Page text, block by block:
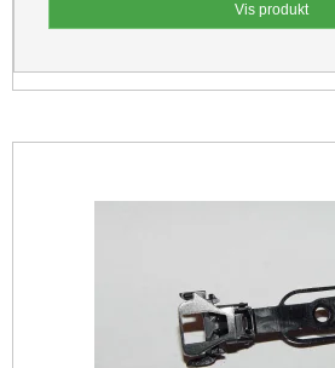
Vis produkt